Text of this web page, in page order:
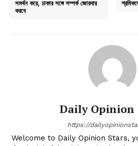
সমর্থন করে, ঢাকার সঙ্গে সম্পর্ক জোরদার
করবে
Daily Opinion
https://
Welcome to Daily Opinion Stars,